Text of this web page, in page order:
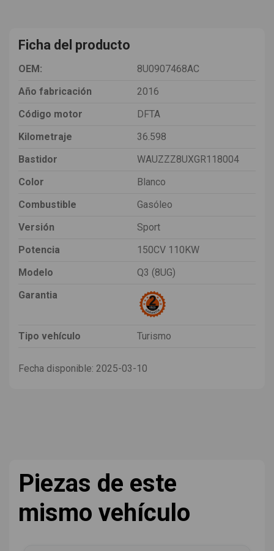
Ficha del producto
OEM:
8U0907468AC
Año fabricación
2016
Código motor
DFTA
Kilometraje
36.598
Bastidor
WAUZZZ8UXGR118004
Color
Blanco
Combustible
Gasóleo
Versión
Sport
Potencia
150CV 110KW
Modelo
Q3 (8UG)
Garantia
Tipo vehículo Turismo
Fecha disponible: 2025-03-10
Piezas de este
mismo vehículo